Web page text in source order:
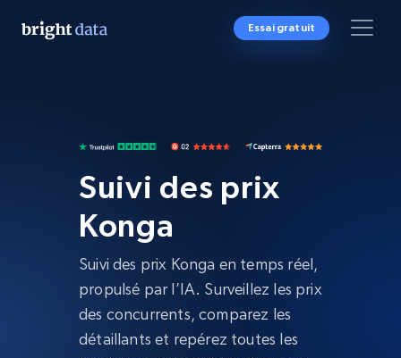
Essai gratuit
Suivi des prix
Konga
Suivi des prix Konga en temps réel,
propulsé par l’IA. Surveillez les prix
des concurrents, comparez les
détaillants et repérez toutes les